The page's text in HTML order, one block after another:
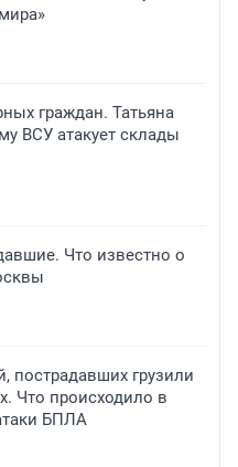
граждан. Татьяна
ВСУ атакует склады
Что известно о
пострадавших грузили
Что происходило в
БПЛА